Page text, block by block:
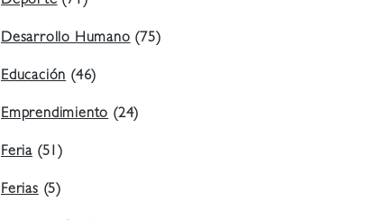
Desarrollo Humano(75)
Educación(46)
Emprendimiento(24)
Feria (51)
Ferias(5)